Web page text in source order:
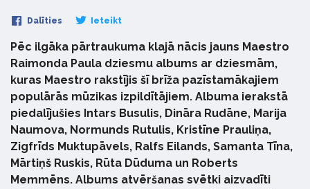
Dalīties Ieteikt
Pēc ilgāka pārtraukuma klajā nācis jauns Maestro
Raimonda Paula dziesmu albums ar dziesmām,
kuras Maestro rakstījis šī brīža pazīstamākajiem
populārās mūzikas izpildītājiem. Albuma ierakstā
piedalījušies Intars Busulis, Dināra Rudāne, Marija
Naumova, Normunds Rutulis, Kristīne Prauliņa,
Zigfrīds Muktupāvels, Ralfs Eilands, Samanta Tīna,
Mārtiņš Ruskis, Rūta Dūduma un Roberts
Memmēns. Albums atvēršanas svētki aizvadīti